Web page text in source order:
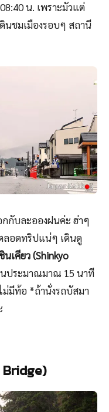
น. เพราะมัวแต่
ดินชมเมืองรอบๆ สถานี
กับละอองฝนค่ะ ฮ่าๆ
ลอดทริปแน่ๆ เดินดู
เคียว (Shinkyo
นประมาณมาณ 15 นาที
มีท้อ *ถ้านั่งรถบัสมา
Bridge)